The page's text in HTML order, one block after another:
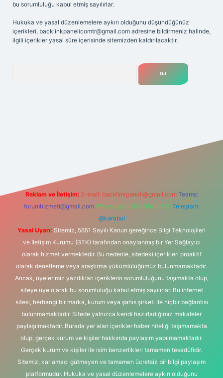
bu sorumluluğu kabul etmiş sayılırlar.
Hukuka ve yasal düzenlemelere aykırı olduğunu düşündüğünüz
içerikleri, backlinkpanelicomtr@gmail.com adresine bildirmeniz halinde,
ilgili içerikler yasal süre içerisinde sitemizden kaldırılacaktır.
Reklam ve İletişim: E-mail: backlinkpaneli@gmail.com Teams:
forumhizmeti@gmail.com Whatsapp: 0262 606 0 726 Telegram:
@karabul
Yasal Uyarı: Sitemiz, 5651 Sayılı Kanun gereğince Bilgi Teknolojileri
ve İletişim Kurumu (BTK) tarafından onaylanmış bir Yer Sağlayıcı
olarak hizmet vermektedir. Bu nedenle, sitedeki içerikleri proaktif
olarak denetleme veya araştırma yükümlülüğümüz bulunmamaktadır.
Ancak, üyelerimiz yazdıkları içeriklerin sorumluluğunu taşımakta olup,
siteye üye olarak bu sorumluluğu kabul etmiş sayılırlar. Bu internet
sitesi, herhangi bir marka, kurum veya şahıs şirketi ile hiçbir bağlantısı
bulunmamaktadır. Sitede yalnızca kendi hazırladığımız makaleler
paylaşılmaktadır. Burada yer alan içerikler haber niteliği taşımamakta
olup, gerçek kurum ve kişiler hakkında paylaşım yapılmamaktadır.
Gerçek kurum ve kişiler ile isim benzerlikleri tamamen tesadüfidir.
Sitemiz, kar amacı gütmeyen ve tamamen ücretsiz bir bilgi paylaşım
platformudur. Hukuka ve yasal düzenlemelere aykırı olduğunu